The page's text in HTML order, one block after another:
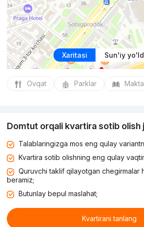
Xaritasi Sun'iy
Ovqat Parklar
Domtut orqali kvartira sotib olish
Talablaringizga mos eng qulay
Kvartira sotib olishning eng qulay
Quruvchi taklif qilayotgan chegirmalar
beramiz;
Butunlay bepul maslahat;
Kvartirani tanlang